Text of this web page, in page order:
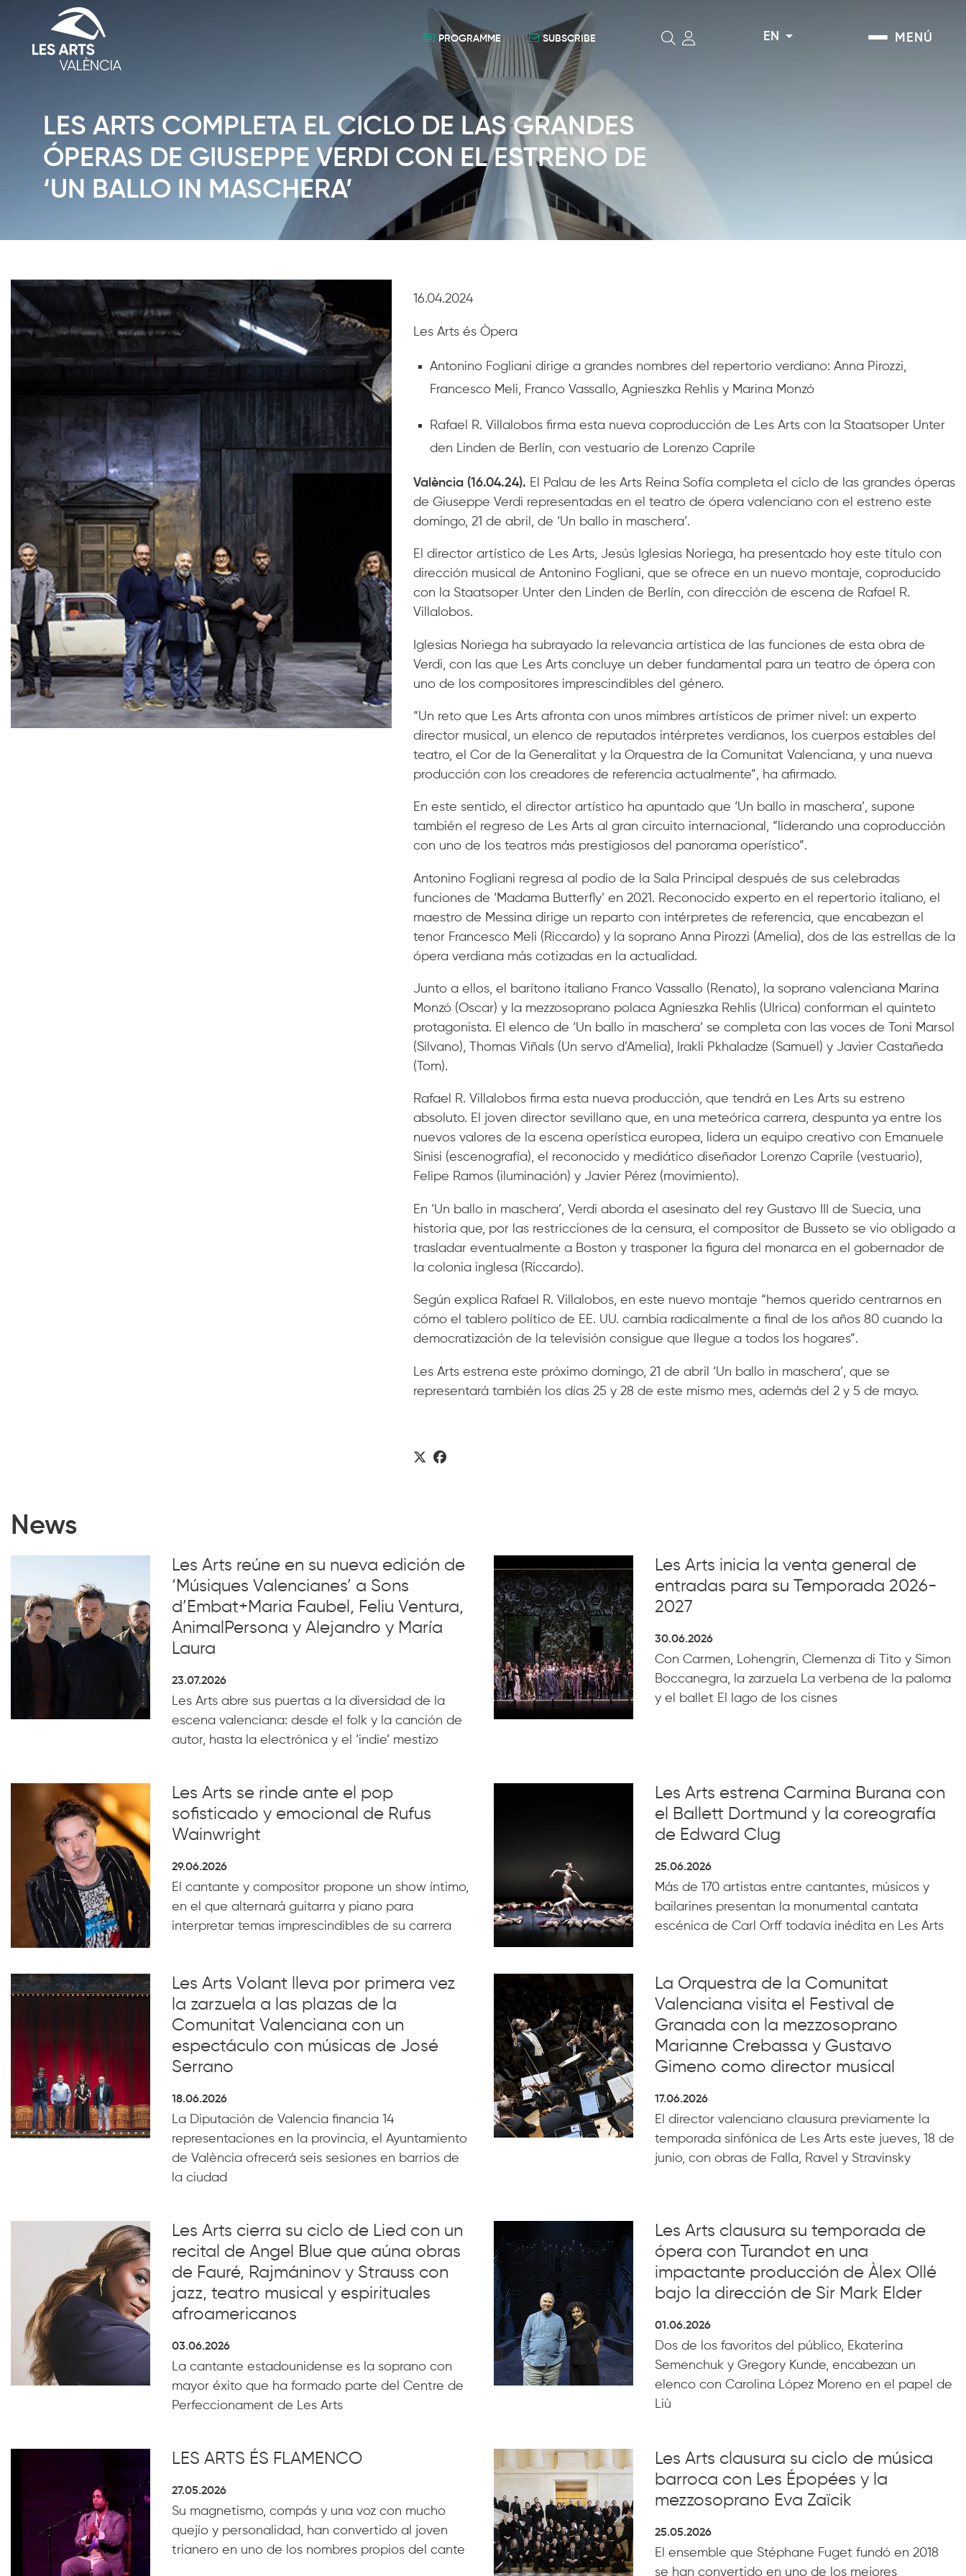
MENÚ
EN
SUBSCRIBE
PROGRAMME
LES ARTS COMPLETA EL CICLO DE LAS GRANDES
ÓPERAS DE GIUSEPPE VERDI CON EL ESTRENO DE
‘UN BALLO IN MASCHERA’
16.04.2024
Les Arts és Òpera
Antonino Fogliani dirige a grandes nombres del repertorio verdiano: Anna Pirozzi,
Francesco Meli, Franco Vassallo, Agnieszka Rehlis y Marina Monzó
Rafael R. Villalobos firma esta nueva coproducción de Les Arts con la Staatsoper Unter
den Linden de Berlín, con vestuario de Lorenzo Caprile
València (16.04.24). El Palau de les Arts Reina Sofía completa el ciclo de las grandes óperas
de Giuseppe Verdi representadas en el teatro de ópera valenciano con el estreno este
domingo, 21 de abril, de ‘Un ballo in maschera’.
El director artístico de Les Arts, Jesús Iglesias Noriega, ha presentado hoy este título con
dirección musical de Antonino Fogliani, que se ofrece en un nuevo montaje, coproducido
con la Staatsoper Unter den Linden de Berlín, con dirección de escena de Rafael R.
Villalobos.
Iglesias Noriega ha subrayado la relevancia artística de las funciones de esta obra de
Verdi, con las que Les Arts concluye un deber fundamental para un teatro de ópera con
uno de los compositores imprescindibles del género.
“Un reto que Les Arts afronta con unos mimbres artísticos de primer nivel: un experto
director musical, un elenco de reputados intérpretes verdianos, los cuerpos estables del
teatro, el Cor de la Generalitat y la Orquestra de la Comunitat Valenciana, y una nueva
producción con los creadores de referencia actualmente”, ha afirmado.
En este sentido, el director artístico ha apuntado que ‘Un ballo in maschera’, supone
también el regreso de Les Arts al gran circuito internacional, “liderando una coproducción
con uno de los teatros más prestigiosos del panorama operístico”.
Antonino Fogliani regresa al podio de la Sala Principal después de sus celebradas
funciones de ‘Madama Butterfly’ en 2021. Reconocido experto en el repertorio italiano, el
maestro de Messina dirige un reparto con intérpretes de referencia, que encabezan el
tenor Francesco Meli (Riccardo) y la soprano Anna Pirozzi (Amelia), dos de las estrellas de la
ópera verdiana más cotizadas en la actualidad.
Junto a ellos, el barítono italiano Franco Vassallo (Renato), la soprano valenciana Marina
Monzó (Oscar) y la mezzosoprano polaca Agnieszka Rehlis (Ulrica) conforman el quinteto
protagonista. El elenco de ‘Un ballo in maschera’ se completa con las voces de Toni Marsol
(Silvano), Thomas Viñals (Un servo d’Amelia), Irakli Pkhaladze (Samuel) y Javier Castañeda
(Tom).
Rafael R. Villalobos firma esta nueva producción, que tendrá en Les Arts su estreno
absoluto. El joven director sevillano que, en una meteórica carrera, despunta ya entre los
nuevos valores de la escena operística europea, lidera un equipo creativo con Emanuele
Sinisi (escenografía), el reconocido y mediático diseñador Lorenzo Caprile (vestuario),
Felipe Ramos (iluminación) y Javier Pérez (movimiento).
En ‘Un ballo in maschera’, Verdi aborda el asesinato del rey Gustavo III de Suecia, una
historia que, por las restricciones de la censura, el compositor de Busseto se vio obligado a
trasladar eventualmente a Boston y trasponer la figura del monarca en el gobernador de
la colonia inglesa (Riccardo).
Según explica Rafael R. Villalobos, en este nuevo montaje “hemos querido centrarnos en
cómo el tablero político de EE. UU. cambia radicalmente a final de los años 80 cuando la
democratización de la televisión consigue que llegue a todos los hogares”.
Les Arts estrena este próximo domingo, 21 de abril ‘Un ballo in maschera’, que se
representará también los días 25 y 28 de este mismo mes, además del 2 y 5 de mayo.
News
Les Arts reúne en su nueva edición de
‘Músiques Valencianes’ a Sons
d’Embat+Maria Faubel, Feliu Ventura,
AnimalPersona y Alejandro y María
Laura
23.07.2026
Les Arts abre sus puertas a la diversidad de la
escena valenciana: desde el folk y la canción de
autor, hasta la electrónica y el ‘indie’ mestizo
Les Arts inicia la venta general de
entradas para su Temporada 2026-
2027
30.06.2026
Con Carmen, Lohengrin, Clemenza di Tito y Simon
Boccanegra, la zarzuela La verbena de la paloma
y el ballet El lago de los cisnes
Les Arts se rinde ante el pop
sofisticado y emocional de Rufus
Wainwright
29.06.2026
El cantante y compositor propone un show íntimo,
en el que alternará guitarra y piano para
interpretar temas imprescindibles de su carrera
Les Arts estrena Carmina Burana con
el Ballett Dortmund y la coreografía
de Edward Clug
25.06.2026
Más de 170 artistas entre cantantes, músicos y
bailarines presentan la monumental cantata
escénica de Carl Orff todavía inédita en Les Arts
Les Arts Volant lleva por primera vez
la zarzuela a las plazas de la
Comunitat Valenciana con un
espectáculo con músicas de José
Serrano
18.06.2026
La Diputación de Valencia financia 14
representaciones en la provincia, el Ayuntamiento
de València ofrecerá seis sesiones en barrios de
la ciudad
La Orquestra de la Comunitat
Valenciana visita el Festival de
Granada con la mezzosoprano
Marianne Crebassa y Gustavo
Gimeno como director musical
17.06.2026
El director valenciano clausura previamente la
temporada sinfónica de Les Arts este jueves, 18 de
junio, con obras de Falla, Ravel y Stravinsky
Les Arts cierra su ciclo de Lied con un
recital de Angel Blue que aúna obras
de Fauré, Rajmáninov y Strauss con
jazz, teatro musical y espirituales
afroamericanos
03.06.2026
La cantante estadounidense es la soprano con
mayor éxito que ha formado parte del Centre de
Perfeccionament de Les Arts
Les Arts clausura su temporada de
ópera con Turandot en una
impactante producción de Àlex Ollé
bajo la dirección de Sir Mark Elder
01.06.2026
Dos de los favoritos del público, Ekaterina
Semenchuk y Gregory Kunde, encabezan un
elenco con Carolina López Moreno en el papel de
Liù
LES ARTS ÉS FLAMENCO
27.05.2026
Su magnetismo, compás y una voz con mucho
quejío y personalidad, han convertido al joven
trianero en uno de los nombres propios del cante
Les Arts clausura su ciclo de música
barroca con Les Épopées y la
mezzosoprano Eva Zaïcik
25.05.2026
El ensemble que Stéphane Fuget fundó en 2018
se han convertido en uno de los mejores